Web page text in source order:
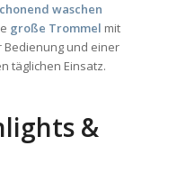
waschen
große Trommel mit
Bedienung und einer
täglichen Einsatz.
&